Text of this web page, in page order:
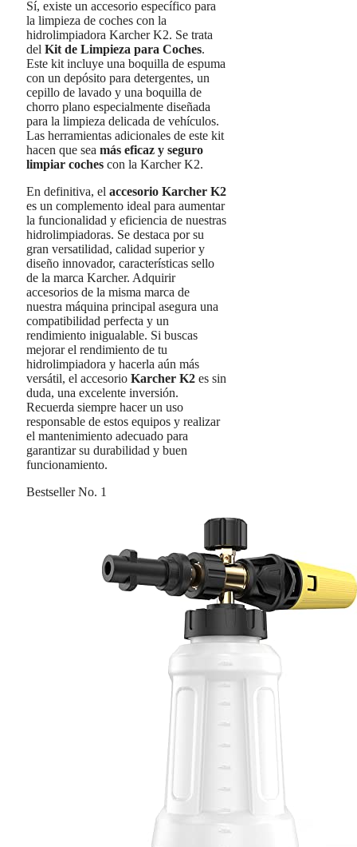
Sí, existe un accesorio específico para
la limpieza de coches con la
hidrolimpiadora Karcher K2. Se trata
del Kit de Limpieza para Coches.
Este kit incluye una boquilla de espuma
con un depósito para detergentes, un
cepillo de lavado y una boquilla de
chorro plano especialmente diseñada
para la limpieza delicada de vehículos.
Las herramientas adicionales de este kit
hacen que sea más eficaz y seguro
limpiar coches con la Karcher K2.
En definitiva, el accesorio Karcher K2
es un complemento ideal para aumentar
la funcionalidad y eficiencia de nuestras
hidrolimpiadoras. Se destaca por su
gran versatilidad, calidad superior y
diseño innovador, características sello
de la marca Karcher. Adquirir
accesorios de la misma marca de
nuestra máquina principal asegura una
compatibilidad perfecta y un
rendimiento inigualable. Si buscas
mejorar el rendimiento de tu
hidrolimpiadora y hacerla aún más
versátil, el accesorio Karcher K2 es sin
duda, una excelente inversión.
Recuerda siempre hacer un uso
responsable de estos equipos y realizar
el mantenimiento adecuado para
garantizar su durabilidad y buen
funcionamiento.
Bestseller No. 1